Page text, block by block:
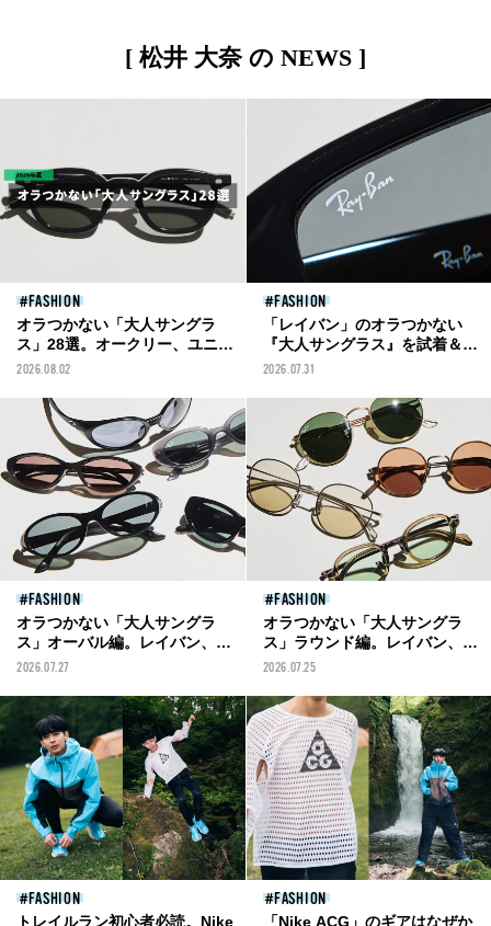
[ 松井 大奈 の NEWS ]
FASHION
オラつかない「大人サングラ
ス」28選。オークリー、ユニク
ロ、ジェントルモンスター...紫
い“全年代メンズ”必見！似合う
フレームの選び方まで。
2026.08.02
FASHION
「レイバン」のオラつかない
『大人サングラス』を試着＆本
音レビュー！ 真夏に買うべき４
2026.07.31
FASHION
オラつかない「大人サングラ
ス」オーバル編。レイバン、ポ
ロ スポーツ、オークリー...流行
2026.07.27
FASHION
オラつかない「大人サングラ
ス」ラウンド編。レイバン、ゾ
フ...優しく上品な印象で掛けら
2026.07.25
FASHION
トレイルラン初心者必読。Nike
FASHION
「Nike ACG」のギアはなぜか